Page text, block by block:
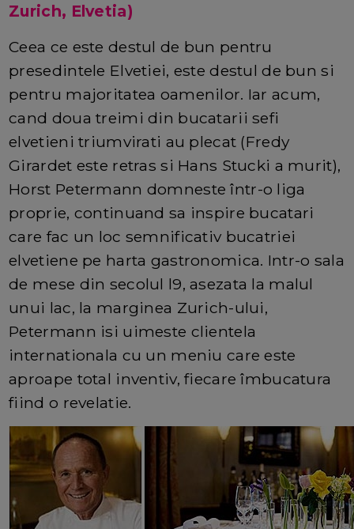
Zurich, Elvetia)
Ceea ce este destul de bun pentru
presedintele Elvetiei, este destul de bun si
pentru majoritatea oamenilor. Iar acum,
cand doua treimi din bucatarii sefi
elvetieni triumvirati au plecat (Fredy
Girardet este retras si Hans Stucki a murit),
Horst Petermann domneste într-o liga
proprie, continuand sa inspire bucatari
care fac un loc semnificativ bucatriei
elvetiene pe harta gastronomica. Intr-o sala
de mese din secolul l9, asezata la malul
unui lac, la marginea Zurich-ului,
Petermann isi uimeste clientela
internationala cu un meniu care este
aproape total inventiv, fiecare îmbucatura
fiind o revelatie.